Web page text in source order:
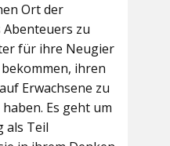
Ort der
zu
für ihre Neugier
ihren
Erwachsene zu
Es geht um
als Teil